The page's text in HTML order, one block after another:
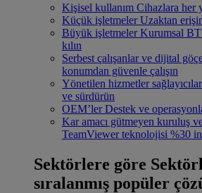
Kişisel kullanım Cihazlara her
Küçük işletmeler Uzaktan
Büyük işletmeler Kurumsal
kılın
Serbest çalışanlar ve dijital
konumdan güvenle çalışın
Yönetilen hizmetler
ve sürdürün
OEM’ler Destek ve
Kar amacı gütmeyen kuruluş
TeamViewer teknolojisi %30
Sektörlere göre
sıralanmış popüler